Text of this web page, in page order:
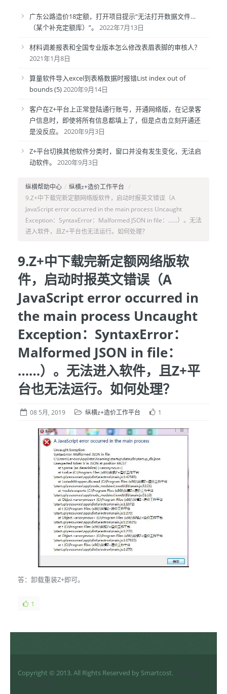
广东公路造价18定额，打开项目提示“无法打开数据文件…
（某个补充定额库）”。
2022年7月13日
材料调差报表和全国专业版本怎么修改表眉表脚的审核人？
2021年1月8日
算量软件导入excel到表格数据时报错List index out of
bounds (5)2020年9月14日
客户在Z+平台上正常登陆通行账号，开通网络版，在记录客
户信息时，即使将所有信息都填上了，但是点击立刻开通还
是没反应。
2020年9月3日
Z+平台切换其他软件分类时，窗口并没有发生变化，无法启
动软件。
2020年9月3日
纵横帮助中心 / 纵横z+造价工作平台 /
9.Z+中下载完新定额网络版软件，启动时报英文错误（A
JavaScript error occurred in the main process Uncaught
Exception：SyntaxError：Malformed JSON in file：……）。无法
进入软件，且Z+平台也无法运行。如何处理？
9.Z+中下载完新定额网络版软
件，启动时报英文错误（A
JavaScript error occurred in
the main process Uncaught
Exception：SyntaxError：
Malformed JSON in file：
……）。无法进入软件，且Z+平
台也无法运行。如何处理？
08 5月, 2019 纵横z+造价工作平台 1
答：卸载重装Z+即可。
1
Copyright © 2013. All Rights Reserved by Smartcost.